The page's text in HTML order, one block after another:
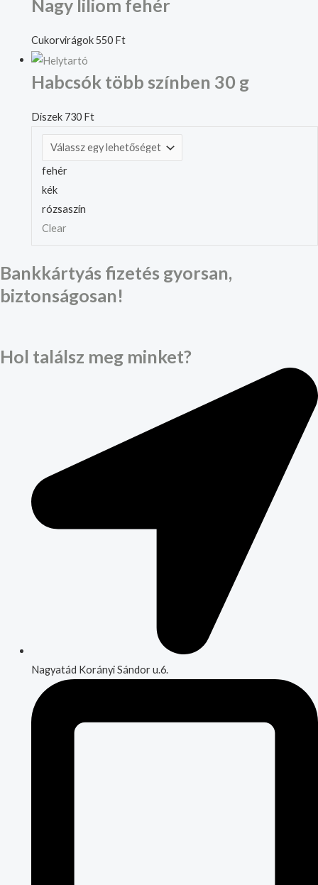
Nagy liliom fehér
Cukorvirágok550 Ft
Habcsók több színben 30 g
Díszek 730 Ft
fehér
kék
rózsaszín
Clear
Bankkártyás fizetés gyorsan,
biztonságosan!
Hol találsz meg minket?
Nagyatád Korányi Sándor u.6.